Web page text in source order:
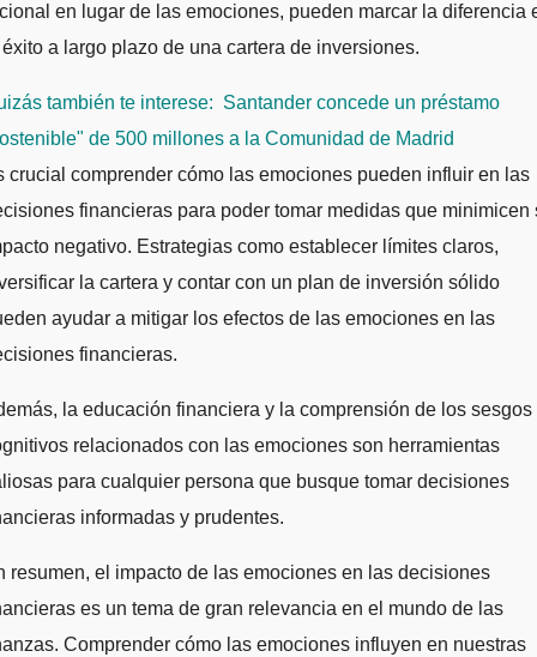
en lugar de las emociones, pueden marcar la diferencia
a largo plazo de una cartera de inversiones.
también te interese: Santander concede un préstamo
de 500 millones a la Comunidad de Madrid
crucial comprender cómo las emociones pueden influir en las
financieras para poder tomar medidas que minimicen
negativo. Estrategias como establecer límites claros,
la cartera y contar con un plan de inversión sólido
ayudar a mitigar los efectos de las emociones en las
financieras.
la educación financiera y la comprensión de los sesgos
relacionados con las emociones son herramientas
para cualquier persona que busque tomar decisiones
informadas y prudentes.
resumen, el impacto de las emociones en las decisiones
es un tema de gran relevancia en el mundo de las
Comprender cómo las emociones influyen en nuestras